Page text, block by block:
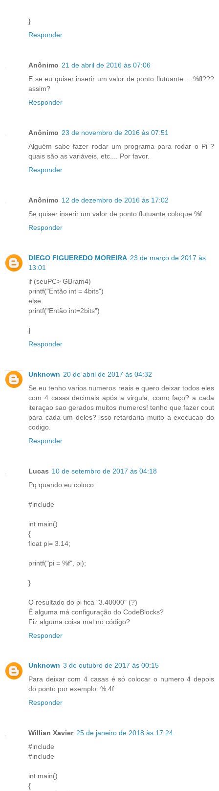
}
Responder
Anônimo 21 de abril de 2016 às 07:06
E se eu quiser inserir um valor de ponto flutuante.....%fl???
assim?
Responder
Anônimo 23 de novembro de 2016 às 07:51
Alguém sabe fazer rodar um programa para rodar o Pi ?
quais são as variáveis, etc.... Por favor.
Responder
Anônimo 12 de dezembro de 2016 às 17:02
Se quiser inserir um valor de ponto flutuante coloque %f
Responder
DIEGO FIGUEREDO MOREIRA 23 de março de 2017 às
13:01
if (seuPC> GBram4)
printf("Então int = 4bits")
else
printf("Então int=2bits")
}
Responder
Unknown 20 de abril de 2017 às 04:32
Se eu tenho varios numeros reais e quero deixar todos eles
com 4 casas decimais após a virgula, como faço? a cada
iteraçao sao gerados muitos numeros! tenho que fazer cout
para cada um deles? isso retardaria muito a execucao do
codigo.
Responder
Lucas 10 de setembro de 2017 às 04:18
Pq quando eu coloco:
#include
int main()
{
float pi= 3.14;
printf("pi = %f", pi);
}
O resultado do pi fica "3.40000" (?)
É alguma má configuração do CodeBlocks?
Fiz alguma coisa mal no código?
Responder
Unknown 3 de outubro de 2017 às 00:15
Para deixar com 4 casas é só colocar o numero 4 depois
do ponto por exemplo: %.4f
Responder
Willian Xavier 25 de janeiro de 2018 às 17:24
#include
#include
int main()
{